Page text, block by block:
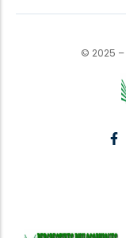
© 2025 –